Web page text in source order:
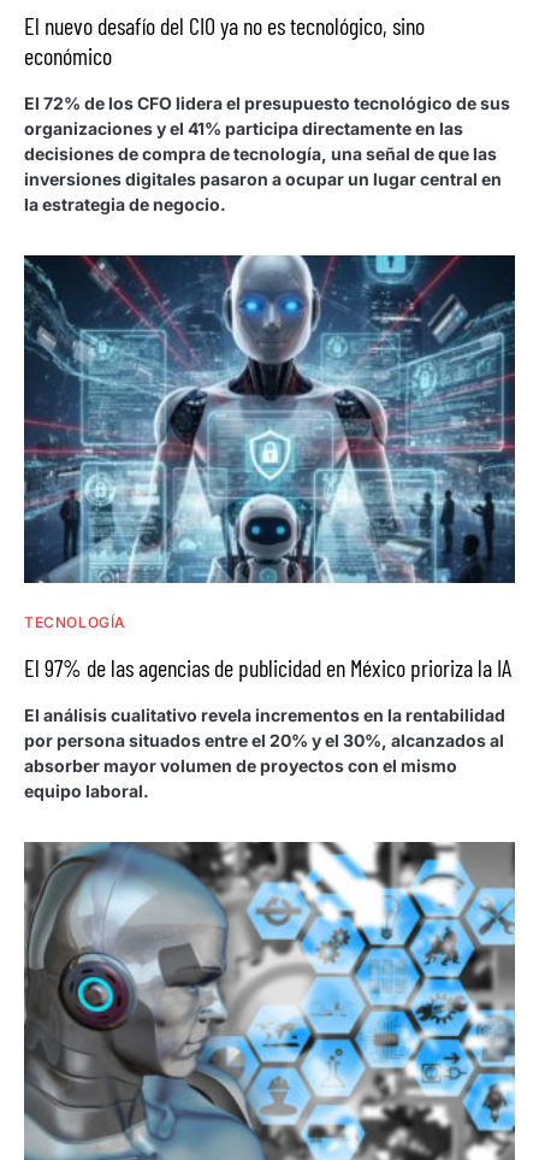
El nuevo desafío del CIO ya no es tecnológico, sino
económico
El 72% de los CFO lidera el presupuesto tecnológico de sus
organizaciones y el 41% participa directamente en las
decisiones de compra de tecnología, una señal de que las
inversiones digitales pasaron a ocupar un lugar central en
la estrategia de negocio.
TECNOLOGÍA
El 97% de las agencias de publicidad en México prioriza la IA
El análisis cualitativo revela incrementos en la rentabilidad
por persona situados entre el 20% y el 30%, alcanzados al
absorber mayor volumen de proyectos con el mismo
equipo laboral.